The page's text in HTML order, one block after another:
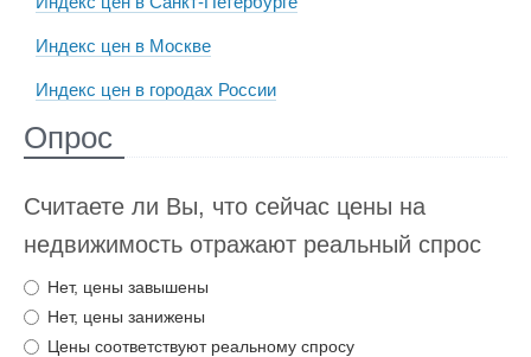
Индекс цен в Москве
Индекс цен в городах России
Опрос
Считаете ли Вы, что сейчас цены на
недвижимость отражают реальный спрос
Нет, цены завышены
Нет, цены занижены
Цены соответствуют реальному спросу